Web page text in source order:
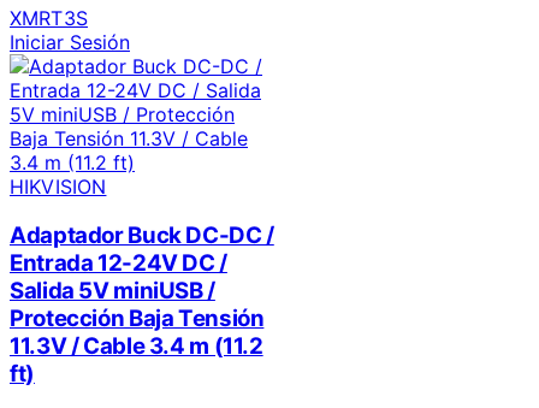
XMRT3S
Iniciar Sesión
HIKVISION
Adaptador Buck DC-DC /
Entrada 12-24V DC /
Salida 5V miniUSB /
Protección Baja Tensión
11.3V / Cable 3.4 m (11.2
ft)